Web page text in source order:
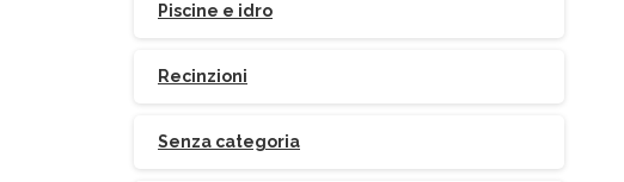
Piscine e idro
Recinzioni
Senza categoria